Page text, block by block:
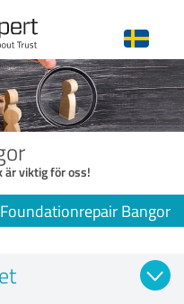
är viktig för oss!
Foundationrepair Bangor